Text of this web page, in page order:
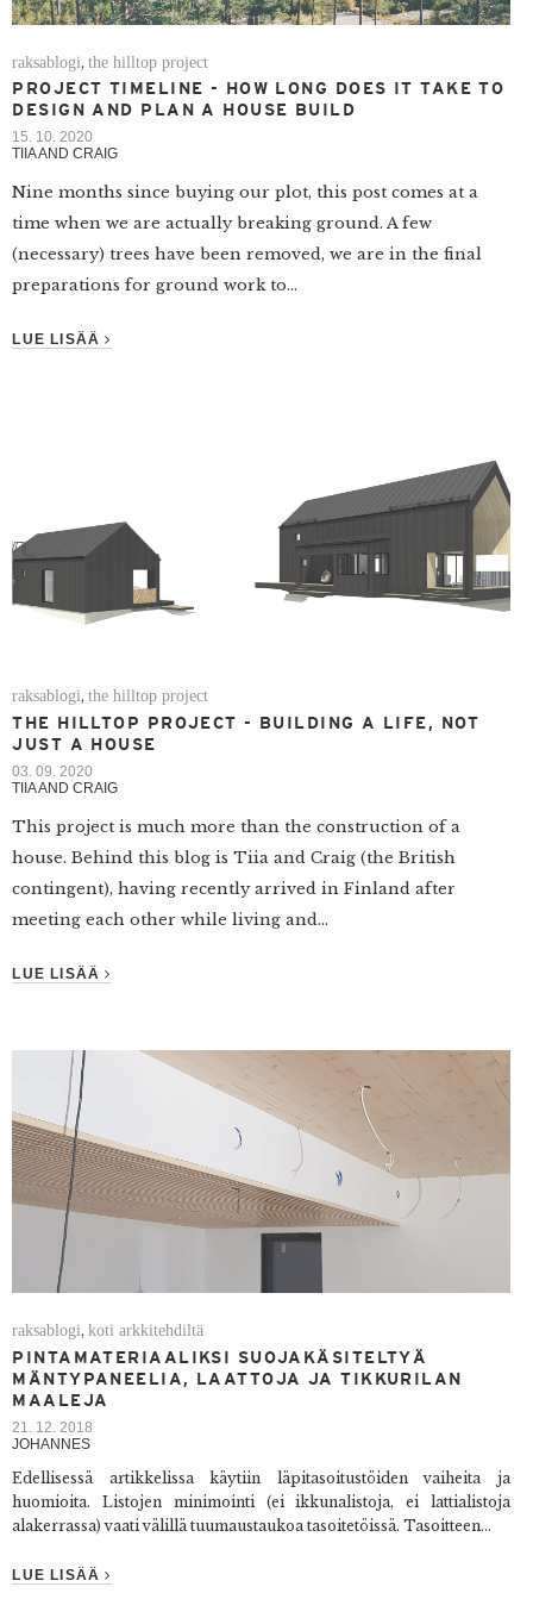
raksablogi,the hilltop project
PROJECT TIMELINE - HOW LONG DOES IT TAKE TO
DESIGN AND PLAN A HOUSE BUILD
15. 10. 2020
TIIA AND CRAIG
Nine months since buying our plot, this post comes at a
time when we are actually breaking ground. A few
(necessary) trees have been removed, we are in the final
preparations for ground work to...
LUE LISÄÄ
raksablogi,the hilltop project
THE HILLTOP PROJECT - BUILDING A LIFE, NOT
JUST A HOUSE
03. 09. 2020
TIIA AND CRAIG
This project is much more than the construction of a
house. Behind this blog is Tiia and Craig (the British
contingent), having recently arrived in Finland after
meeting each other while living and...
LUE LISÄÄ
raksablogi,koti arkkitehdiltä
PINTAMATERIAALIKSI SUOJAKÄSITELTYÄ
MÄNTYPANEELIA, LAATTOJA JA TIKKURILAN
MAALEJA
21. 12. 2018
JOHANNES
Edellisessä artikkelissa käytiin läpitasoitustöiden vaiheita ja
huomioita.
Listojen minimointi (ei ikkunalistoja, ei lattialistoja
alakerrassa) vaati välillä tuumaustaukoa tasoitetöissä. Tasoitteen...
LUE LISÄÄ